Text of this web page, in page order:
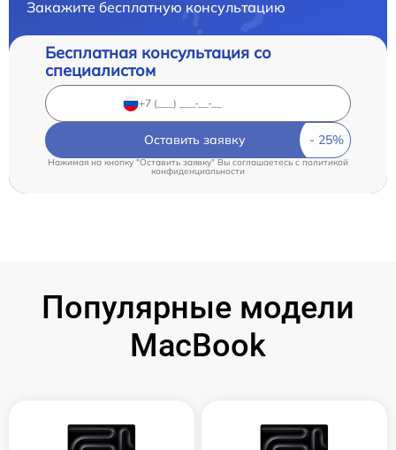
Закажите бесплатную консультацию
Бесплатная консультация со
специалистом
Оставить заявку
Нажимая на кнопку "Оставить заявку" Вы соглашаетесь cполитикой
конфиденциальности
Популярные модели
MacBook